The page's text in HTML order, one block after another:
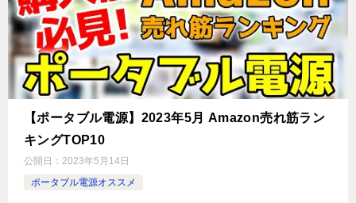
【ポータブル電源】2023年5月 Amazon売れ筋ラン
キングTOP10
公開日： 2023年5月14日
ポータブル電源オススメ